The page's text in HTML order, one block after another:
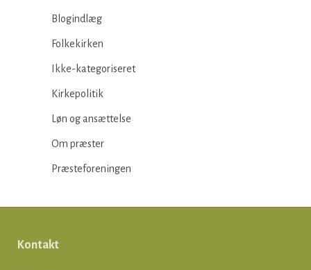
Blogindlæg
Folkekirken
Ikke-kategoriseret
Kirkepolitik
Løn og ansættelse
Om præster
Præsteforeningen
Kontakt